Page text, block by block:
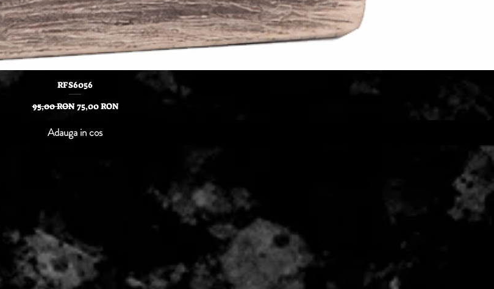
Afișare rapidă
RFS6056
Preț normal
95,00 RON Preț redus
75,00 RON
Adauga in cos